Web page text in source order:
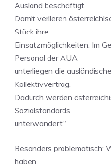
Ausland beschäftigt.
Damit verlieren
Stück ihre
Einsatzmöglichkeiten. Im
Personal der AUA
unterliegen die
Kollektivvertrag.
Dadurch werden
Sozialstandards
unterwandert.“
Besonders problematisch:
haben